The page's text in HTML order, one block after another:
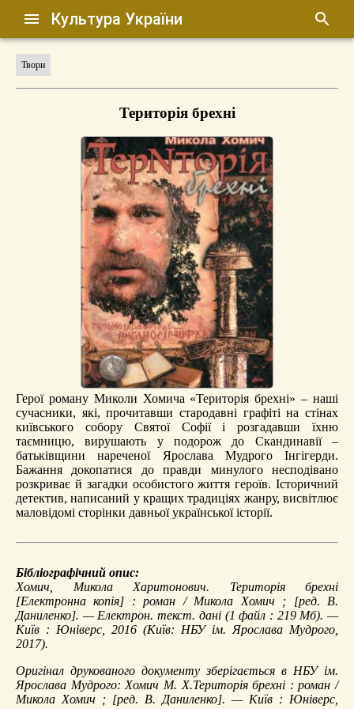
Культура України
Твори
Територія брехні
Герої роману Миколи Хомича «Територія брехні» – наші
сучасники, які, прочитавши стародавні графіті на стінах
київського собору Святої Софії і розгадавши їхню
таємницю, вирушають у подорож до Скандинавії –
батьківщини нареченої Ярослава Мудрого Інгігерди.
Бажання докопатися до правди минулого несподівано
розкриває й загадки особистого життя героїв. Історичний
детектив, написаний у кращих традиціях жанру, висвітлює
маловідомі сторінки давньої української історії.
Бібліографічний опис:
Хомич, Микола Харитонович. Територія брехні
[Електронна копія] : роман / Микола Хомич ; [ред. В.
Даниленко]. — Електрон. текст. дані (1 файл : 219 Мб). —
Київ : Юніверс, 2016 (Київ: НБУ ім. Ярослава Мудрого,
2017).
Оригінал друкованого документу зберігається в НБУ ім.
Ярослава Мудрого: Хомич М. Х.Територія брехні : роман /
Микола Хомич ; [ред. В. Даниленко]. — Київ : Юніверс,